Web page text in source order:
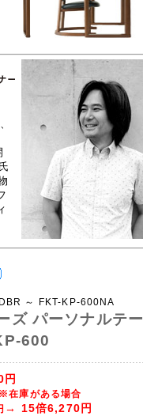
～ FKT-KP-600NA
ズ パーソナルテー
600
円
在庫がある場合
→ 15倍6,270円